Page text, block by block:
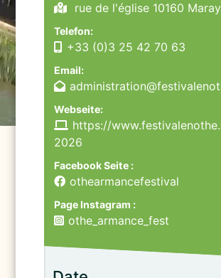
rue de l'église 10160
Telefon:
+33 (0)3 25 42 70 63
Email:
Webseite:
https://
2026
Facebook Seite :
othearmancefestival
Page Instagram :
othe_armance_fest